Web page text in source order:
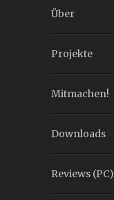
Über
Projekte
Mitmachen!
Downloads
Reviews (PC)